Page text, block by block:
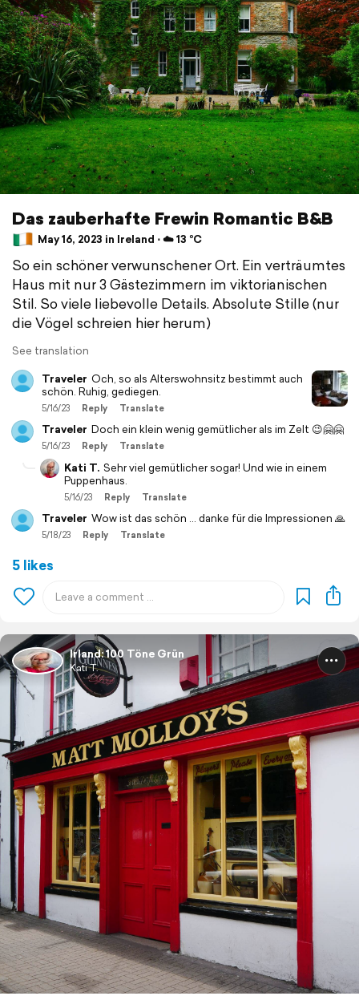
Das zauberhafte Frewin Romantic B&B
May 16, 2023 in Ireland ⋅ ☁️ 13 °C
So ein schöner verwunschener Ort. Ein verträumtes
Haus mit nur 3 Gästezimmern im viktorianischen
Stil. So viele liebevolle Details. Absolute Stille (nur
die Vögel schreien hier herum)
See translation
Traveler Och, so als Alterswohnsitz bestimmt auch
schön. Ruhig, gediegen.
5/16/23 Reply Translate
Traveler Doch ein klein wenig gemütlicher als im Zelt 😉🤗🤗
5/16/23 Reply Translate
Kati T. Sehr viel gemütlicher sogar! Und wie in einem
Puppenhaus.
5/16/23 Reply Translate
Traveler Wow ist das schön … danke für die Impressionen 🙏
5/18/23 Reply Translate
5 likes
Irland: 100 Töne Grün
Kati T.